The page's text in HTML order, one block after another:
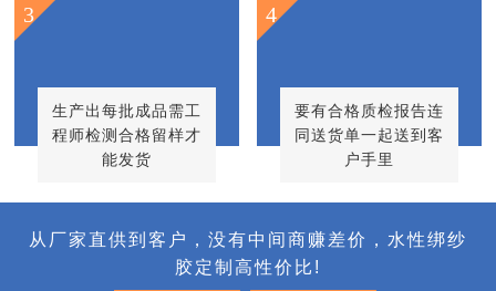
生产出每批成品需工
程师检测合格留样才
能发货
3
要有合格质检报告连
同送货单一起送到客
户手里
4
从厂家直供到客户，没有中间商赚差价，水性绑纱
胶定制高性价比!